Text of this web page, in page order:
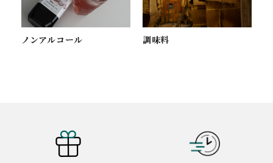
ノンアルコール 調味料